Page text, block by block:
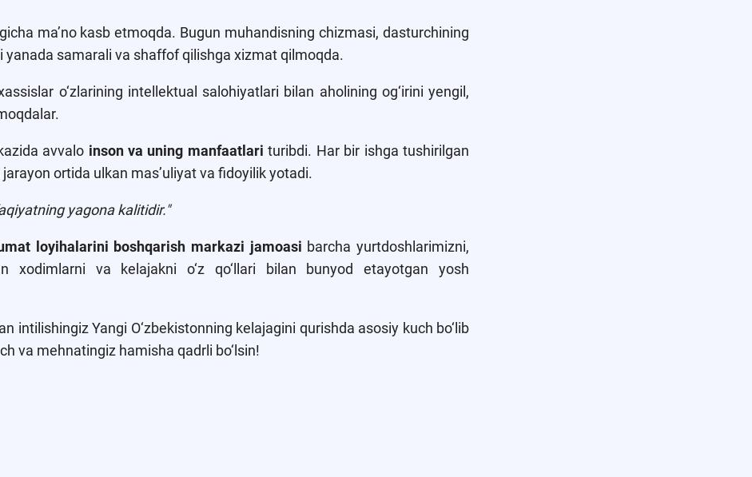
ma’no kasb etmoqda. Bugun muhandisning chizmasi, dasturchining
samarali va shaffof qilishga xizmat qilmoqda.
o‘zlarining intellektual salohiyatlari bilan aholining og‘irini yengil,
avvalo inson va uning manfaatlari turibdi. Har bir ishga tushirilgan
ortida ulkan mas’uliyat va fidoyilik yotadi.
yagona kalitidir."
loyihalarini boshqarish markazi jamoasi barcha yurtdoshlarimizni,
xodimlarni va kelajakni o‘z qo‘llari bilan bunyod etayotgan yosh
intilishingiz Yangi O‘zbekistonning kelajagini qurishda asosiy kuch bo‘lib
va mehnatingiz hamisha qadrli bo‘lsin!